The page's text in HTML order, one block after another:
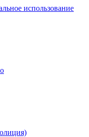
использование